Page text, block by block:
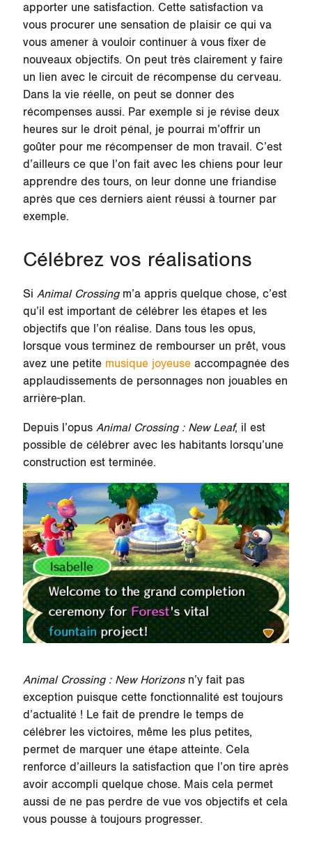
apporter une satisfaction. Cette satisfaction va
vous procurer une sensation de plaisir ce qui va
vous amener à vouloir continuer à vous fixer de
nouveaux objectifs. On peut très clairement y faire
un lien avec le circuit de récompense du cerveau.
Dans la vie réelle, on peut se donner des
récompenses aussi. Par exemple si je révise deux
heures sur le droit pénal, je pourrai m’offrir un
goûter pour me récompenser de mon travail. C’est
d’ailleurs ce que l’on fait avec les chiens pour leur
apprendre des tours, on leur donne une friandise
après que ces derniers aient réussi à tourner par
exemple.
Célébrez vos réalisations
Si Animal Crossingm’a appris quelque chose, c’est
qu’il est important de célébrer les étapes et les
objectifs que l’on réalise. Dans tous les opus,
lorsque vous terminez de rembourser un prêt, vous
avez une petite musique joyeuseaccompagnée des
applaudissements de personnages non jouables en
arrière-plan.
Depuis l’opus Animal Crossing : New Leaf, il est
possible de célébrer avec les habitants lorsqu’une
construction est terminée.
Animal Crossing : New Horizonsn’y fait pas
exception puisque cette fonctionnalité est toujours
d’actualité ! Le fait de prendre le temps de
célébrer les victoires, même les plus petites,
permet de marquer une étape atteinte. Cela
renforce d’ailleurs la satisfaction que l’on tire après
avoir accompli quelque chose. Mais cela permet
aussi de ne pas perdre de vue vos objectifs et cela
vous pousse à toujours progresser.